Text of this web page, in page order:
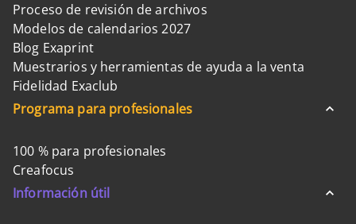
Proceso de revisión de archivos
Modelos de calendarios 2027
Blog Exaprint
Muestrarios y herramientas de ayuda a la venta
Fidelidad Exaclub
Programa para profesionales
100 % para profesionales
Creafocus
Información útil